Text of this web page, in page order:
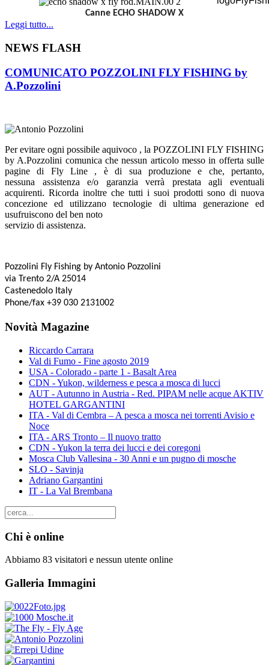
Canne ECHO SHADOW X
Leggi tutto...
NEWS FLASH
COMUNICATO POZZOLINI FLY FISHING by
A.Pozzolini
Per evitare ogni possibile aquivoco , la POZZOLINI FLY FISHING
by A.Pozzolini comunica che nessun articolo messo in offerta sulle
pagine di Fly Line , è di sua produzione e che, pertanto,
nessuna assistenza e/o garanzia verrà prestata agli eventuali
acquirenti. Ricorda inoltre che tutti i suoi prodotti sono di nuova
concezione ed utilizzano tecnologie di ultima generazione ed
usufruiscono del ben noto
servizio di assistenza.
Pozzolini Fly Fishing by Antonio Pozzolini
via Trento 2/A 25014
Castenedolo Italy
Phone/fax +39 030 2131002
Novità Magazine
Riccardo Carrara
Val di Fumo - Fine agosto 2019
USA - Colorado - parte 1 - Basalt Area
CDN - Yukon, wilderness e pesca a mosca di lucci
AUT - Autunno in Austria - Red. PIPAM nelle acque AKTIV
HOTEL GARGANTINI
ITA - Val di Cembra – A pesca a mosca nei torrenti Avisio e
Noce
ITA - ARS Tronto – Il nuovo tratto
CDN - Yukon la terra dei lucci e dei coregoni
Mosca Club Vallesina - 30 Anni e un pugno di mosche
SLO - Savinja
Adriano Gargantini
IT - La Val Brembana
Chi è online
Abbiamo 83 visitatori e nessun utente online
Galleria Immagini